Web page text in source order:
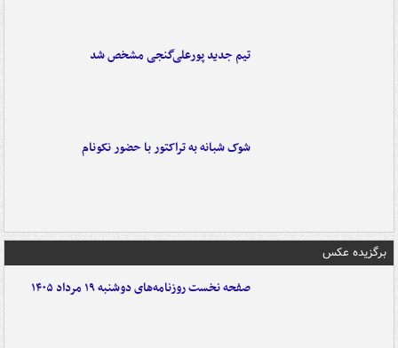
تیم جدید پورعلی‌گنجی مشخص شد
شوک شبانه به تراکتور با حضور نکونام
برگزیده عکس
صفحه نخست روزنامه‌های دوشنبه ۱۹ مرداد ۱۴۰۵